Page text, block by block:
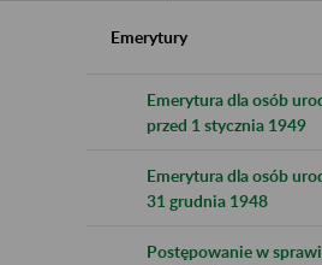
Emerytury
Emerytura dla osób
przed 1 stycznia 1949
Emerytura dla osób
31 grudnia 1948
Postępowanie w